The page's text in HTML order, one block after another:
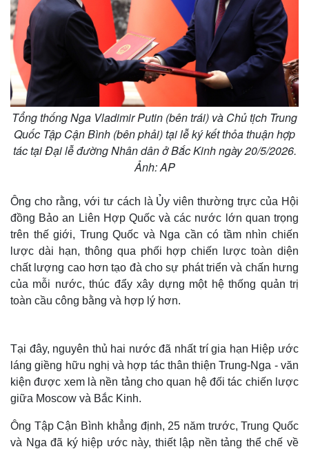
Tổng thống Nga Vladimir Putin (bên trái) và Chủ tịch Trung
Quốc Tập Cận Bình (bên phải) tại lễ ký kết thỏa thuận hợp
tác tại Đại lễ đường Nhân dân ở Bắc Kinh ngày 20/5/2026.
Ảnh: AP
Ông cho rằng, với tư cách là Ủy viên thường trực của Hội
đồng Bảo an Liên Hợp Quốc và các nước lớn quan trọng
trên thế giới, Trung Quốc và Nga cần có tầm nhìn chiến
lược dài hạn, thông qua phối hợp chiến lược toàn diện
chất lượng cao hơn tạo đà cho sự phát triển và chấn hưng
của mỗi nước, thúc đẩy xây dựng một hệ thống quản trị
toàn cầu công bằng và hợp lý hơn.
Tại đây, nguyên thủ hai nước đã nhất trí gia hạn Hiệp ước
láng giềng hữu nghị và hợp tác thân thiện Trung-Nga - văn
kiện được xem là nền tảng cho quan hệ đối tác chiến lược
giữa Moscow và Bắc Kinh.
Ông Tập Cận Bình khẳng định, 25 năm trước, Trung Quốc
và Nga đã ký hiệp ước này, thiết lập nền tảng thể chế về